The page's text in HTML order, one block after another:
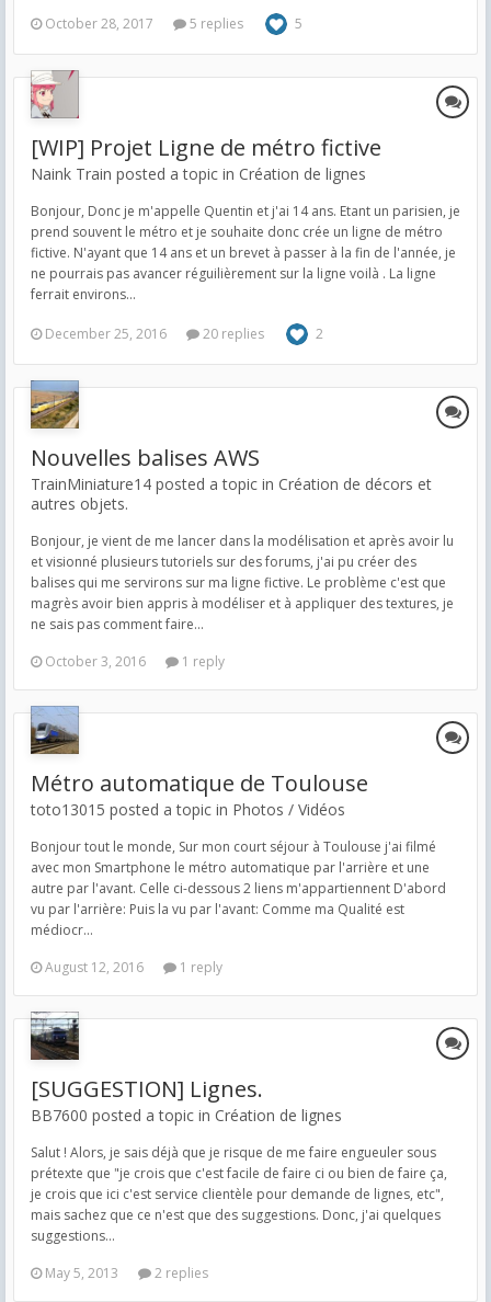
October 28, 2017 5 replies 5
[WIP] Projet Ligne de métro fictive
Naink Train posted a topic in Création de lignes
Bonjour, Donc je m'appelle Quentin et j'ai 14 ans. Etant un parisien, je
prend souvent le métro et je souhaite donc crée un ligne de métro
fictive. N'ayant que 14 ans et un brevet à passer à la fin de l'année, je
ne pourrais pas avancer réguilièrement sur la ligne voilà . La ligne
ferrait environs...
December 25, 2016 20 replies 2
Nouvelles balises AWS
TrainMiniature14 posted a topic in Création de décors et
autres objets.
Bonjour, je vient de me lancer dans la modélisation et après avoir lu
et visionné plusieurs tutoriels sur des forums, j'ai pu créer des
balises qui me servirons sur ma ligne fictive. Le problème c'est que
magrès avoir bien appris à modéliser et à appliquer des textures, je
ne sais pas comment faire...
October 3, 2016
1 reply
Métro automatique de Toulouse
toto13015 posted a topic in Photos / Vidéos
Bonjour tout le monde, Sur mon court séjour à Toulouse j'ai filmé
avec mon Smartphone le métro automatique par l'arrière et une
autre par l'avant. Celle ci-dessous 2 liens m'appartiennent D'abord
vu par l'arrière: Puis la vu par l'avant: Comme ma Qualité est
médiocr...
August 12, 2016
1 reply
[SUGGESTION] Lignes.
BB7600 posted a topic in Création de lignes
Salut ! Alors, je sais déjà que je risque de me faire engueuler sous
prétexte que "je crois que c'est facile de faire ci ou bien de faire ça,
je crois que ici c'est service clientèle pour demande de lignes, etc",
mais sachez que ce n'est que des suggestions. Donc, j'ai quelques
suggestions...
May 5, 2013
2 replies